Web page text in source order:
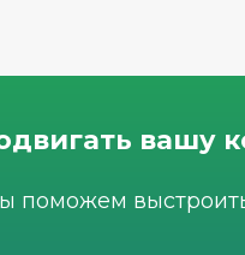
поможем
вашу